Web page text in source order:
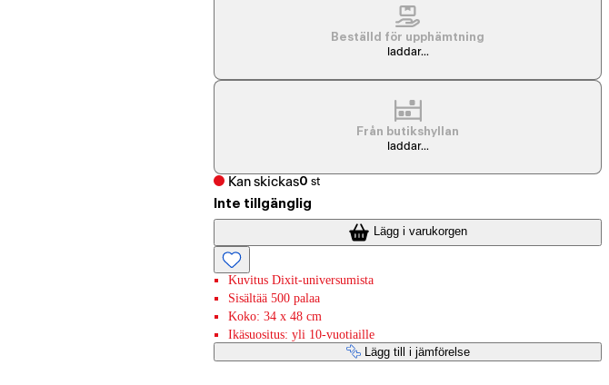
Beställd för upphämtning
laddar...
Från butikshyllan
laddar...
Kan skickas0 st
Inte tillgänglig
Lägg i varukorgen
Kuvitus Dixit-universumista
Sisältää 500 palaa
Koko: 34 x 48 cm
Ikäsuositus: yli 10-vuotiaille
Lägg till i jämförelse